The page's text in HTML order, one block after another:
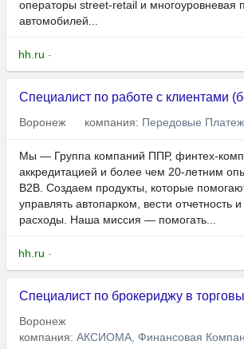
операторы street-retail и многоуровневая
автомобилей...
hh.ru -
Специалист по работе с клиентами
Воронеж компания: Передовые
Мы — Группа компаний ППР, финтех-
аккредитацией и более чем 20-летним
B2B. Создаем продукты, которые
управлять автопарком, вести отчетность
расходы. Наша миссия — помогать...
hh.ru -
Специалист по брокериджу в
Воронеж
компания: АКСИОМА, Финансовая